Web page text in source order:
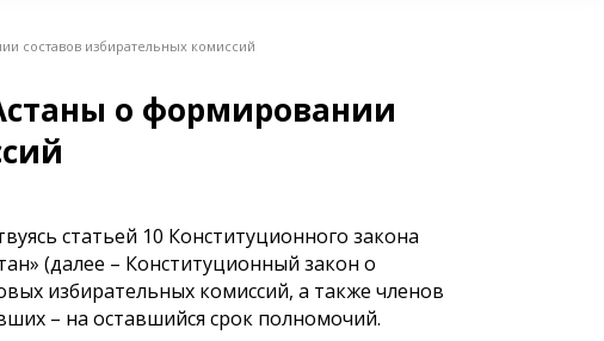
составов избирательных комиссий
о формировании
статьей 10 Конституционного закона
(далее – Конституционный закон о
избирательных комиссий, а также членов
– на оставшийся срок полномочий.